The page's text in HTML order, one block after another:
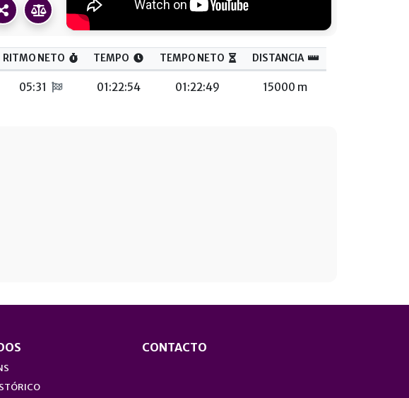
RITMO NETO TEMPO TEMPO NETO DISTANCIA
05:31 01:22:54 01:22:49 15000 m
CONTACTO